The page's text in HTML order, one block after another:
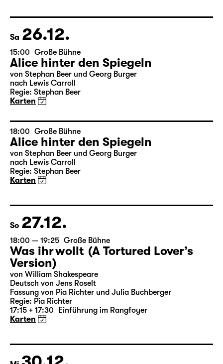
Regie: Enrico Lübbe
Karten
Sa 26.12.
15:00 Große Bühne
Alice hinter den Spiegeln
nach Lewis Carroll
Regie: Stephan Beer
Karten
18:00 Große Bühne
Alice hinter den Spiegeln
Regie: Stephan Beer
Karten
So 27.12.
18:00 — 19:25 Große Bühne
Was ihr wollt (A Tortured Lover’s
Version)
von William Shakespeare
Deutsch von Jens Roselt
17:15 + 17:30 Einführung im Rangfoyer
Karten